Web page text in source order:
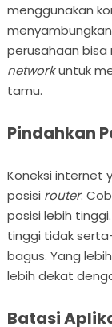
menggunakan
perusahaan
networkuntuk
tamu.
Pindahkan
Koneksi internet
posisi router.
posisi lebih
tinggi tidak
bagus. Yang
lebih dekat
Batasi